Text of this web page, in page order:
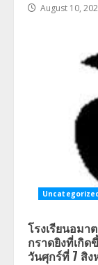
August 10,
โรงเรียนอมา
กราดยิงที่เกิ
วันศุกร์ที่ 7 สิง